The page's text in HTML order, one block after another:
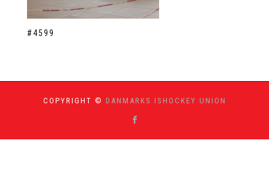
#4599
COPYRIGHT © DANMARKS ISHOCKEY UNION